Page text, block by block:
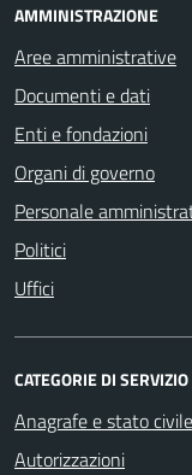
AMMINISTRAZIONE
Aree amministrative
Documenti e dati
Enti e fondazioni
Organi di governo
Personale
Politici
Uffici
CATEGORIE DI SERVIZIO
Anagrafe e stato civile
Autorizzazioni